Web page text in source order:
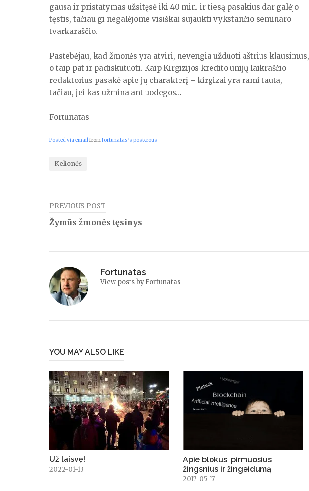
gausa ir pristatymas užsitęsė iki 40 min. ir tiesą pasakius dar galėjo
tęstis, tačiau gi negalėjome visiškai sujaukti vykstančio seminaro
tvarkaraščio.
Pastebėjau, kad žmonės yra atviri, nevengia užduoti aštrius klausimus,
o taip pat ir padiskutuoti. Kaip Kirgizijos kredito unijų laikraščio
redaktorius pasakė apie jų charakterį – kirgizai yra rami tauta,
tačiau, jei kas užmina ant uodegos…
Fortunatas
Posted via emailfromfortunatas’s posterous
Kelionės
Navigacija
tarp
įrašų
PREVIOUS POST
Žymūs žmonės tęsinys
Fortunatas
View posts by Fortunatas
YOU MAY ALSO LIKE
Už laisvę!
2022-01-13
Apie blokus, pirmuosius
žingsnius ir žingeidumą
2017-05-17